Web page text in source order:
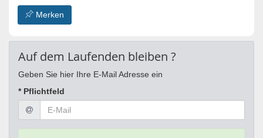
Merken
Auf dem Laufenden bleiben ?
Geben Sie hier Ihre E-Mail Adresse ein
* Pflichtfeld